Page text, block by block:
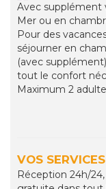
Avec supplément
Mer ou en
Pour des
séjourner en
(avec
tout le confort
Maximum 2
VOS
Réception 24h/